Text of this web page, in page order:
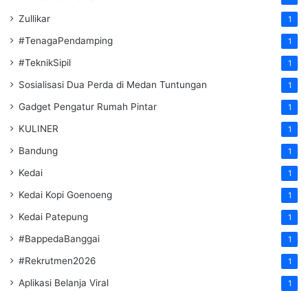
Zullikar 1
#TenagaPendamping 1
#TeknikSipil 1
Sosialisasi Dua Perda di Medan Tuntungan 1
Gadget Pengatur Rumah Pintar 1
KULINER 1
Bandung 1
Kedai 1
Kedai Kopi Goenoeng 1
Kedai Patepung 1
#BappedaBanggai 1
#Rekrutmen2026 1
Aplikasi Belanja Viral 1